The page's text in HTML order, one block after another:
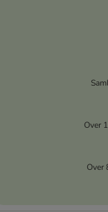
Over
Over